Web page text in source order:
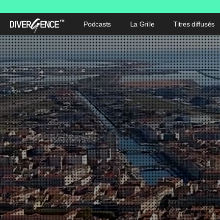
Podcasts La Grille Titres diffusés